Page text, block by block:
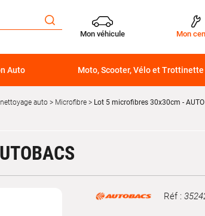
Mon véhicule Mon
Auto Moto, Scooter, Vélo et Trottinette
auto Microfibre Lot 5 microfibres 30x30cm -
Marque Réf :